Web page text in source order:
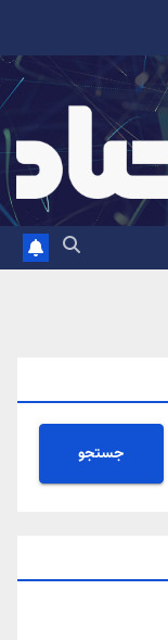
جستجو